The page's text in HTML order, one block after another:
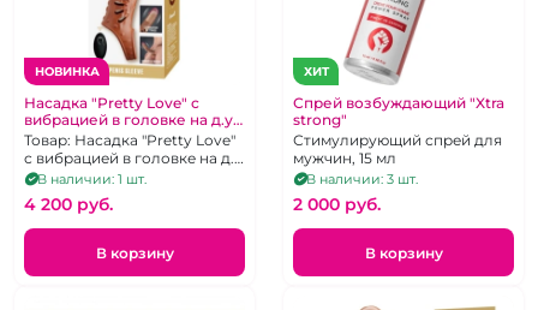
НОВИНКА
Насадка "Pretty Love" с
вибрацией в головке на д.у
пульте
Товар: Насадка "Pretty Love"
с вибрацией в головке на д.у
пульте
В наличии: 1 шт.
4 200 pуб.
В корзину
ХИТ
Спрей возбуждающий "Xtra
strong"
Стимулирующий спрей для
мужчин, 15 мл
В наличии: 3 шт.
2 000 pуб.
В корзину